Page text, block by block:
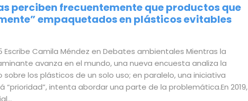
perciben frecuentemente que productos que
empaquetados en plásticos evitables
Escribe Camila Méndez en Debates ambientales Mientras la
avanza en el mundo, una nueva encuesta analiza la
los plásticos de un solo uso; en paralelo, una iniciativa
intenta abordar una parte de la problemática.En 2019,